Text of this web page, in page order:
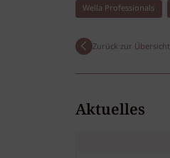
Wella Professionals
Zurück zur Übersicht
Aktuelles